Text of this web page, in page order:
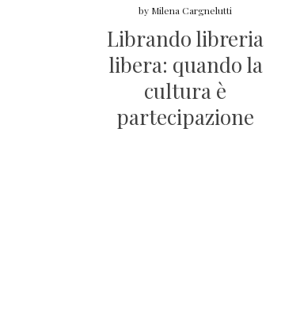
by Milena Cargnelutti
Librando libreria
libera: quando la
cultura è
partecipazione